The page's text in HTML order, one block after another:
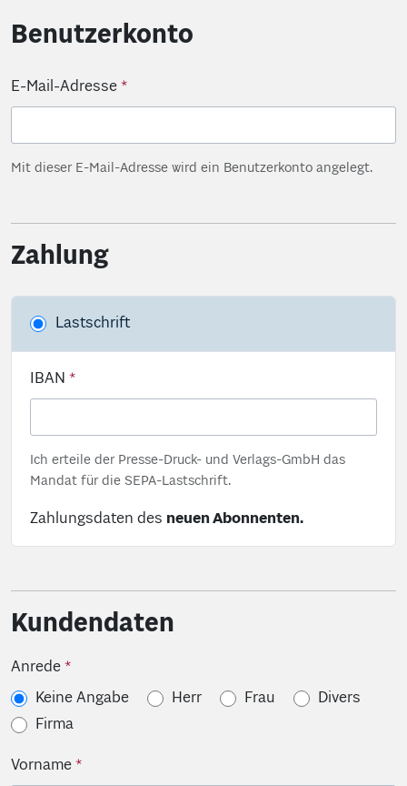
Benutzerkonto
E-Mail-Adresse
Mit dieser E-Mail-Adresse wird ein Benutzerkonto angelegt.
Zahlung
Lastschrift
IBAN
Ich erteile der Presse-Druck- und Verlags-GmbH das
Mandat für die SEPA-Lastschrift.
Zahlungsdaten des neuen Abonnenten.
Kundendaten
Anrede
Keine Angabe
Herr Frau
Divers
Firma
Vorname